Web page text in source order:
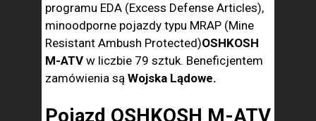
programu EDA (Excess Defense Articles),
minoodporne pojazdy typu MRAP (Mine
Resistant Ambush Protected)OSHKOSH
M-ATV w liczbie 79 sztuk. Beneficjentem
zamówienia są Wojska Lądowe.
Pojazd OSHKOSH M-ATV